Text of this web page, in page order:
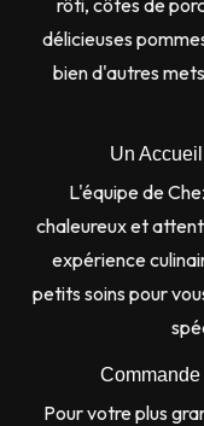
délicieuses
bien d'autres
Un
L'équipe de
chaleureux et
expérience
petits soins pour
Pour votre plus